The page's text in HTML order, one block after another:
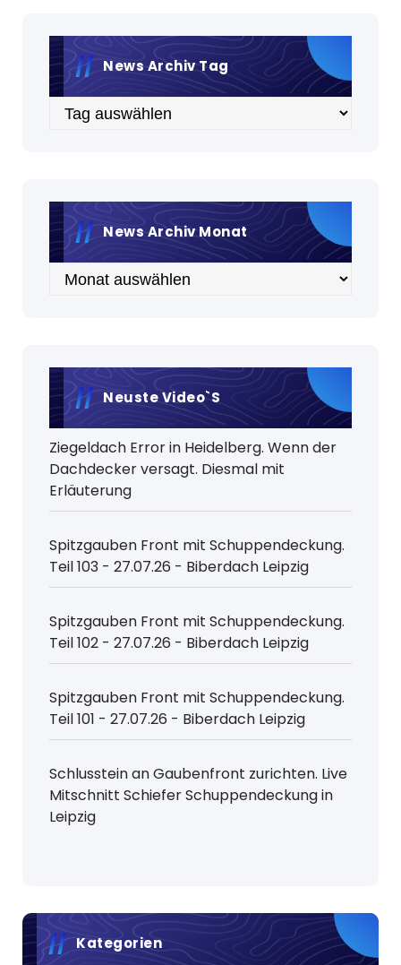
News Archiv Tag
Archiv
News Archiv Monat
Archiv
Neuste Video`s
Ziegeldach Error in Heidelberg. Wenn der
Dachdecker versagt. Diesmal mit
Erläuterung
Spitzgauben Front mit Schuppendeckung.
Teil 103 - 27.07.26 - Biberdach Leipzig
Spitzgauben Front mit Schuppendeckung.
Teil 102 - 27.07.26 - Biberdach Leipzig
Spitzgauben Front mit Schuppendeckung.
Teil 101 - 27.07.26 - Biberdach Leipzig
Schlusstein an Gaubenfront zurichten. Live
Mitschnitt Schiefer Schuppendeckung in
Leipzig
Kategorien